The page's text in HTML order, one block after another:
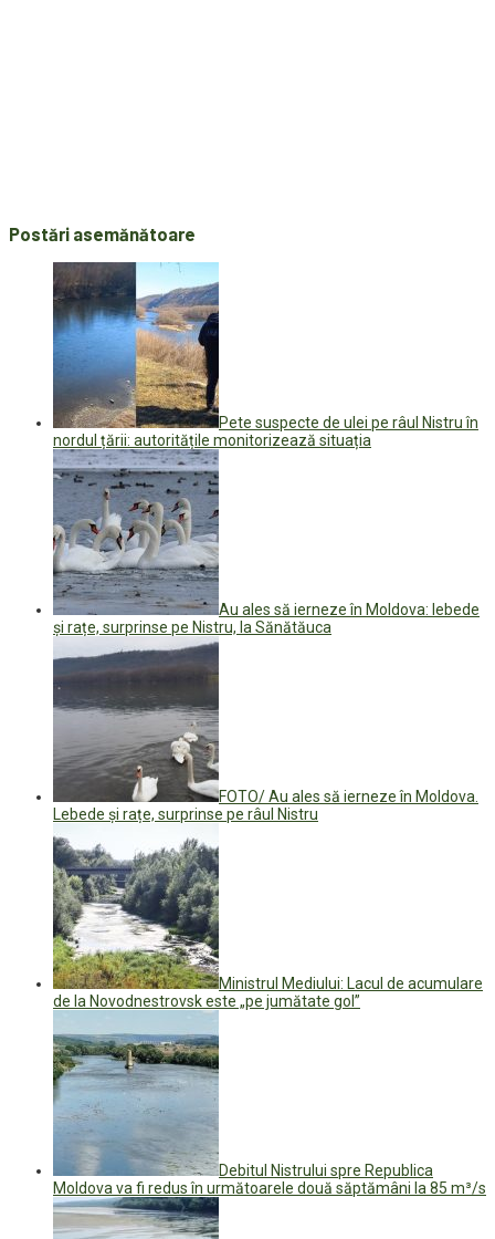
Postări asemănătoare
Pete suspecte de ulei pe râul Nistru în
nordul țării: autoritățile monitorizează situația
Au ales să ierneze în Moldova: lebede
și rațe, surprinse pe Nistru, la Sănătăuca
FOTO/ Au ales să ierneze în Moldova.
Lebede și rațe, surprinse pe râul Nistru
Ministrul Mediului: Lacul de acumulare
de la Novodnestrovsk este „pe jumătate gol”
Debitul Nistrului spre Republica
Moldova va fi redus în următoarele două săptămâni la 85 m³/s